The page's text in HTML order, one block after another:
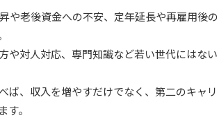
や老後資金への不安、定年延長や再雇用後の
や対人対応、専門知識など若い世代にはない
ば、収入を増やすだけでなく、第二のキャリ
。